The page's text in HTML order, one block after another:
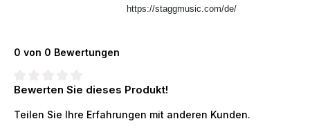
https://staggmusic.com/de/
0 von 0 Bewertungen
Durchschnittliche Bewertung von 0 von 5 Sternen
Bewerten Sie dieses Produkt!
Teilen Sie Ihre Erfahrungen mit anderen Kunden.